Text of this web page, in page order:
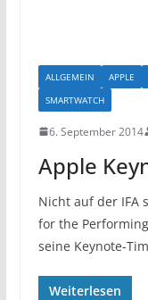
ALLGEMEIN APPLE
SMARTWATCH
6. September 2014
Apple
Nicht auf der IFA
for the
seine Keynote-
Weiterlesen